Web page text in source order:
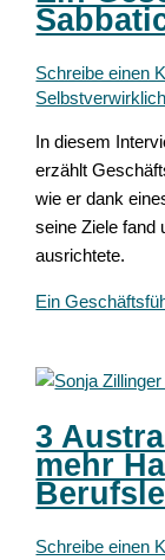
Schreibe einen
In diesem
erzählt
wie er dank
seine Ziele fand
ausrichtete.
Ein
3
mehr
Schreibe einen